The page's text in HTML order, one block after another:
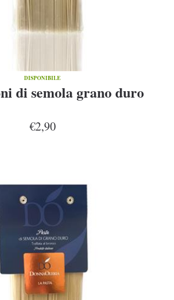
DISPONIBILE
di semola grano duro
€2,90